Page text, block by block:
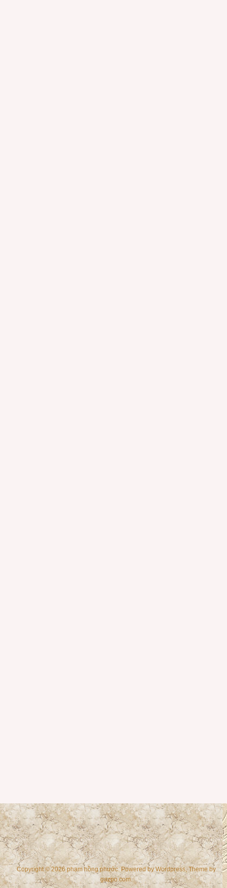
Copyright © 2026 phạm hồng phước. Powered byWordpress, Theme by
gazpo.com.